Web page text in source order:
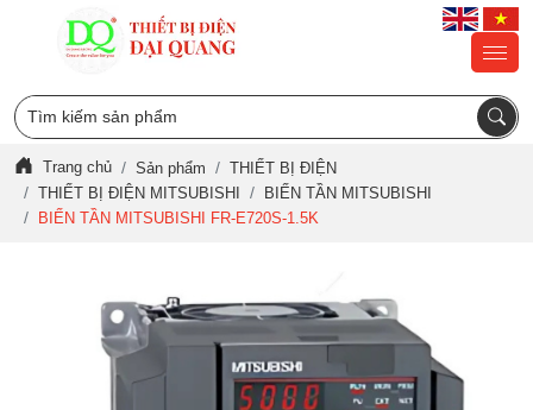
Trang chủ Sản phẩm
THIẾT BỊ ĐIỆN
THIẾT BỊ ĐIỆN MITSUBISHI
BIẾN TẦN MITSUBISHI
BIẾN TẦN MITSUBISHI FR-E720S-1.5K